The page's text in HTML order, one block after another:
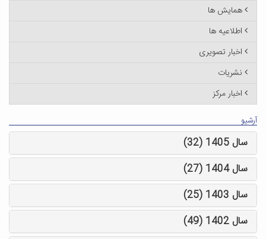
همایش ها
اطلاعیه ها
اخبار تصویری
نشریات
اخبار مرکز
آرشیو
سال 1405 (32)
سال 1404 (27)
سال 1403 (25)
سال 1402 (49)